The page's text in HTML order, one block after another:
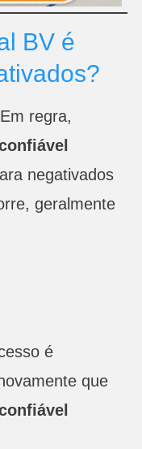
BV é
regra,
negativados
geralmente
é
que